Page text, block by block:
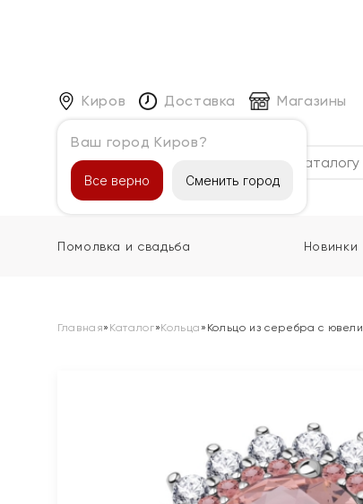
Киров
Ваш город Киров?
Все верно Сменить город
Доставка Магазины
Каталог
Помолвка и свадьба Новинки
Главная» Каталог»Кольца » Кольцо из серебра с